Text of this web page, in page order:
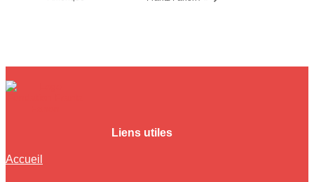
Liens utiles
Accueil